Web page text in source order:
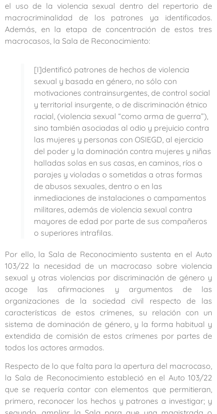
el uso de la violencia sexual dentro del repertorio de
macrocriminalidad de los patrones ya identificados.
Además, en la etapa de concentración de estos tres
macrocasos, la Sala de Reconocimiento:
[I]dentificó patrones de hechos de violencia
sexual y basada en género, no sólo con
motivaciones contrainsurgentes, de control social
y territorial insurgente, o de discriminación étnico
racial, (violencia sexual “como arma de guerra”),
sino también asociadas al odio y prejuicio contra
las mujeres y personas con OSIEGD, al ejercicio
del poder y la dominación contra mujeres y niñas
halladas solas en sus casas, en caminos, ríos o
parajes y violadas o sometidas a otras formas
de abusos sexuales, dentro o en las
inmediaciones de instalaciones o campamentos
militares, además de violencia sexual contra
mayores de edad por parte de sus compañeros
o superiores intrafilas.
Por ello, la Sala de Reconocimiento sustenta en el Auto
103/22 la necesidad de un macrocaso sobre violencia
sexual y otras violencias por discriminación de género y
acoge las afirmaciones y argumentos de las
organizaciones de la sociedad civil respecto de las
características de estos crímenes, su relación con un
sistema de dominación de género, y la forma habitual y
extendida de comisión de estos crímenes por partes de
todos los actores armados.
Respecto de lo que falta para la apertura del macrocaso,
la Sala de Reconocimiento estableció en el Auto 103/22
que se requería contar con elementos que permitieran,
primero, reconocer los hechos y patrones a investigar; y